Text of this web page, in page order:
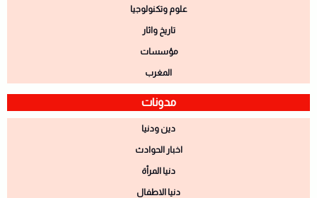
علوم وتكنولوجيا
تاريخ واثار
مؤسسات
المغرب
مدونات
دين ودنيا
اخبار الحوادث
دنيا المرأة
دنيا الاطفال